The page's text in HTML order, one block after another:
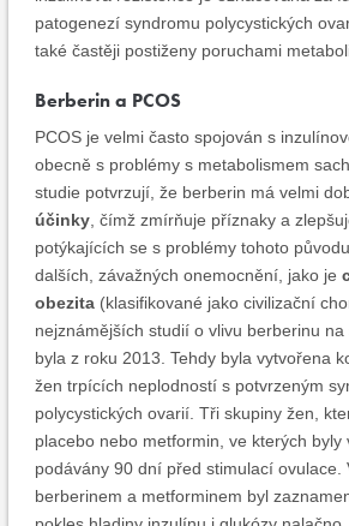
patogenezí syndromu polycystických
také častěji postiženy poruchami
Berberin a PCOS
PCOS je velmi často spojován s
obecně s problémy s metabolismem
studie potvrzují, že berberin má velmi
účinky , čímž zmírňuje příznaky a
potýkajících se s problémy tohoto
dalších, závažných onemocnění, jako je
obezita (klasifikované jako civilizační
nejznámějších studií o vlivu berberinu na
byla z roku 2013. Tehdy byla vytvořena
žen trpících neplodností s potvrzeným
polycystických ovarií. Tři skupiny žen,
placebo nebo metformin, ve kterých byly
podávány 90 dní před stimulací ovulace.
berberinem a metforminem byl